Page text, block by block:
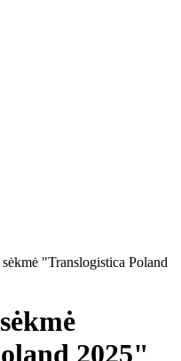
"Translogistica Poland
2025"